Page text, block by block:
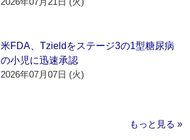
米FDA、Tzieldをステージ3の1型糖尿病
の小児に迅速承認
2026年07月07日 (火)
もっと見る »